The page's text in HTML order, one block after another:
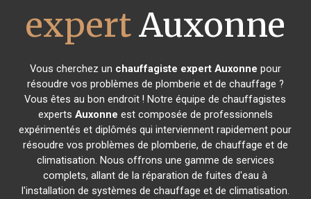
expertAuxonne
Vous cherchez un chauffagiste expert Auxonne pour
résoudre vos problèmes de plomberie et de chauffage ?
Vous êtes au bon endroit ! Notre équipe de chauffagistes
experts Auxonne est composée de professionnels
expérimentés et diplômés qui interviennent rapidement pour
résoudre vos problèmes de plomberie, de chauffage et de
climatisation. Nous offrons une gamme de services
complets, allant de la réparation de fuites d'eau à
l'installation de systèmes de chauffage et de climatisation.